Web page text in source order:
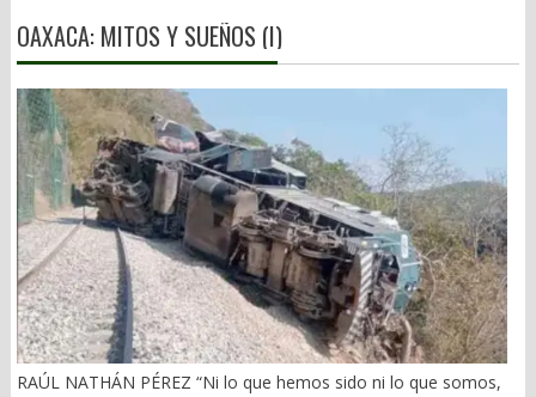
OAXACA: MITOS Y SUEÑOS (I)
RAÚL NATHÁN PÉREZ “Ni lo que hemos sido ni lo que somos,